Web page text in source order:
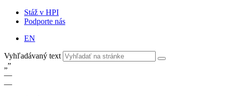
Stáž v HPI
Podporte nás
EN
Vyhľadávaný text
„”
—
—